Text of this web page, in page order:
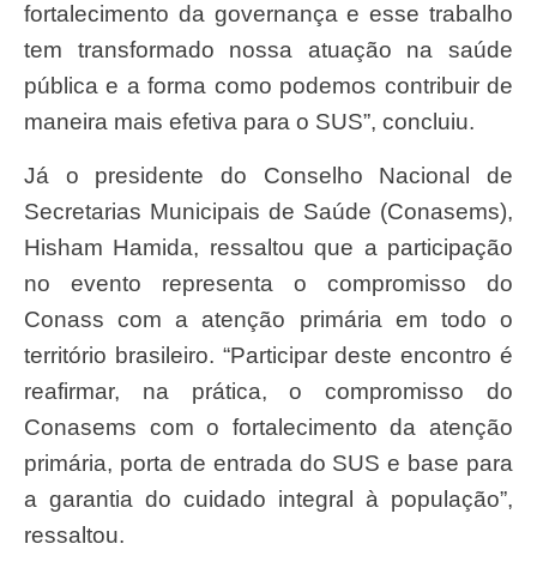
fortalecimento da governança e esse trabalho
tem transformado nossa atuação na saúde
pública e a forma como podemos contribuir de
maneira mais efetiva para o SUS”, concluiu.
Já o presidente do Conselho Nacional de
Secretarias Municipais de Saúde (Conasems),
Hisham Hamida, ressaltou que a participação
no evento representa o compromisso do
Conass com a atenção primária em todo o
território brasileiro. “Participar deste encontro é
reafirmar, na prática, o compromisso do
Conasems com o fortalecimento da atenção
primária, porta de entrada do SUS e base para
a garantia do cuidado integral à população”,
ressaltou.